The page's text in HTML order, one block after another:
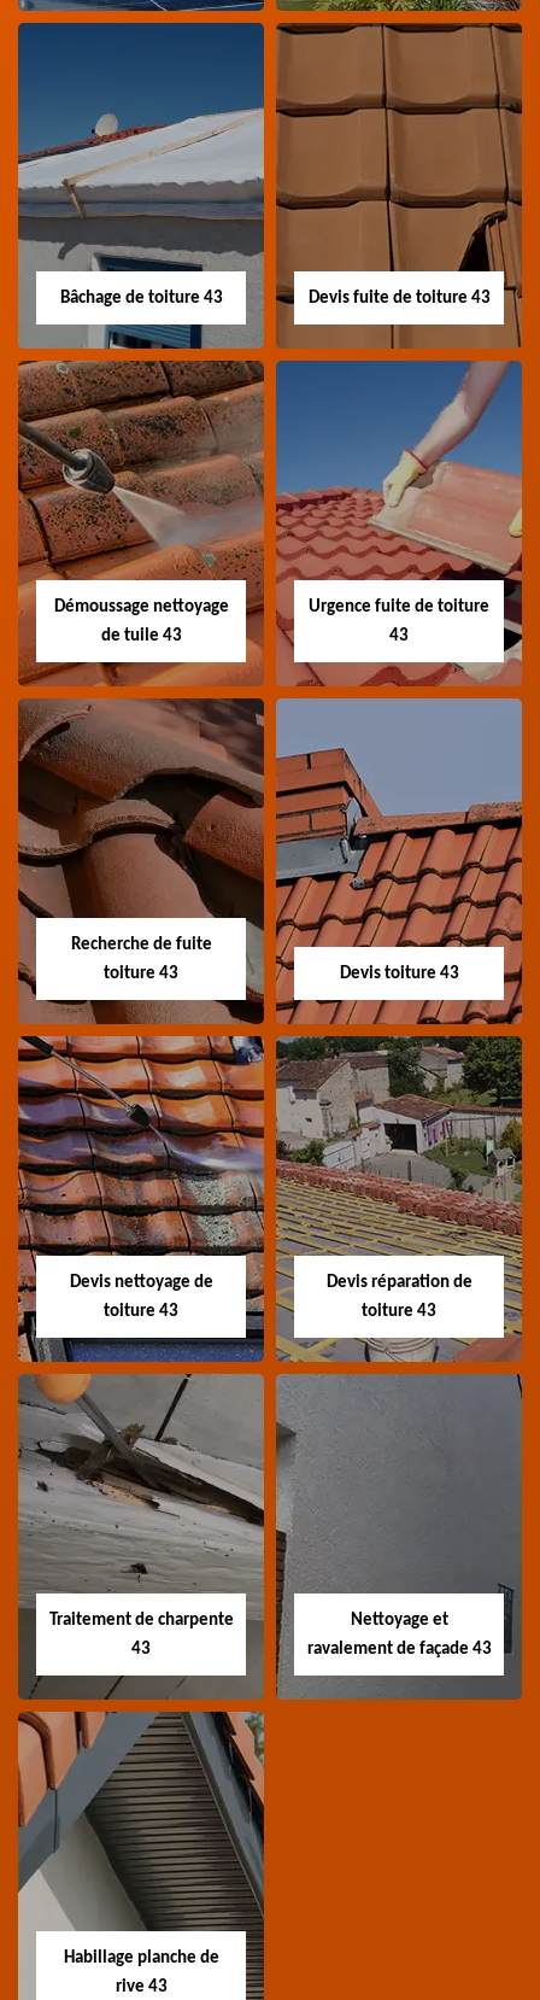
Nettoyage panneau
photovoltaïque 43
Professionnel en
nettoyage panneau
photovoltaïque 43
Devis pose de
gouttière 43
Devis pose de gouttière
43 Haute-Loire
Bâchage de toiture 43
Bâchage de toiture
43
Entreprise bâchage de
toiture 43 Haute-Loire
Devis fuite de toiture 43
Devis fuite de
toiture 43
Devis fuite de toiture 43
Haute-Loire
Démoussage nettoyage
de tuile 43
Démoussage
nettoyage de tuile
Spécialiste en
démoussage et
nettoyage de tuile 43
Haute-Loire
Urgence fuite de toiture
43
Urgence fuite de
toiture 43
Entreprise urgence
fuite de toiture 43
Haute-Loire
Recherche de fuite
toiture 43
Recherche de fuite
toiture 43
Entreprise recherche
fuite de toiture 43
Devis toiture 43
Devis toiture 43
Devis toiture 43 Haute-
Loire
Devis nettoyage de
toiture 43
Devis nettoyage de
toiture 43
Devis nettoyage de
toiture 43 Haute-Loire
Devis réparation de
toiture 43
toiture 43
Devis réparation de
toiture 43 Haute-Loire
Traitement de charpente
43
Traitement de
charpente 43
Spécialiste en
traitement de
Loire
Nettoyage et
ravalement de façade 43
Habillage planche de
rive 43